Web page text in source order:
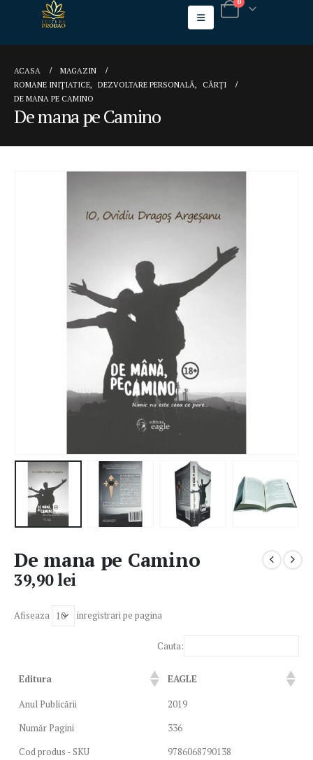
ACASA
MAGAZIN
ROMANE INIȚIATICE, DEZVOLTARE PERSONALĂ,
CĂRȚI
DE MANA PE CAMINO
De mana pe Camino
De mana pe Camino
39,90lei
Afiseaza inregistrari pe pagina
Cauta:
Editura
EAGLE
Anul Publicării
2019
Număr Pagini
336
Cod produs - SKU
9786068790138